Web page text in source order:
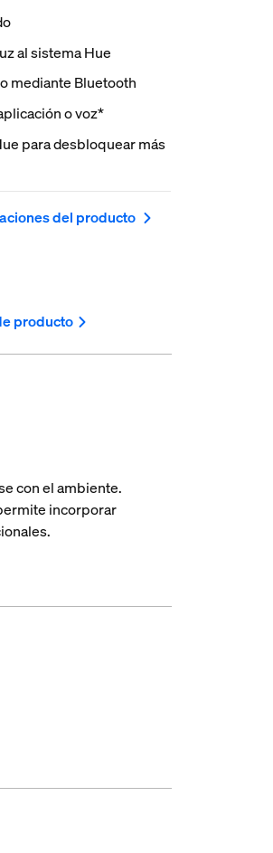
al sistema Hue
mediante Bluetooth
o voz*
para desbloquear más
del producto
producto
con el ambiente.
incorporar